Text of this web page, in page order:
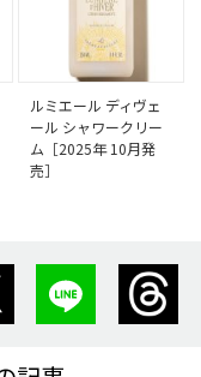
ルミエール ディヴェ
ール シャワークリー
ム［2025年 10月発
売］